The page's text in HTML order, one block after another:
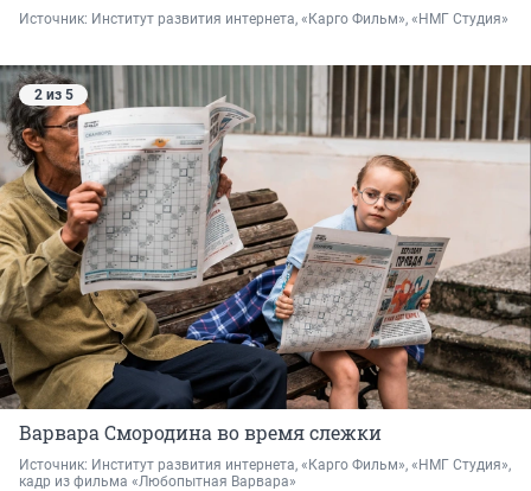
Источник: Институт развития интернета, «Карго Фильм», «НМГ Студия»
2 из 5
Варвара Смородина во время слежки
Источник: Институт развития интернета, «Карго Фильм», «НМГ Студия»,
кадр из фильма «Любопытная Варвара»